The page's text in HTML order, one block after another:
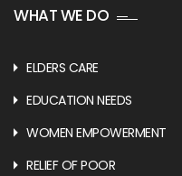
WHAT WE DO
ELDERS CARE
EDUCATION NEEDS
WOMEN EMPOWERMENT
RELIEF OF POOR